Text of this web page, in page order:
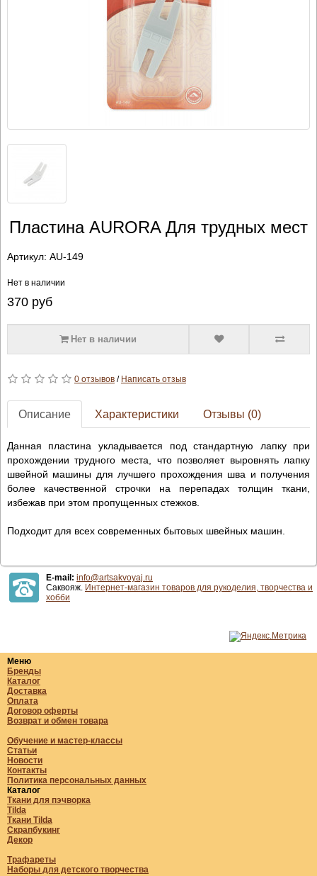
Пластина AURORA Для трудных мест
Артикул: AU-149
Нет в наличии
370руб
Нет в наличии
0 отзывов/ Написать отзыв
Описание Характеристики Отзывы (0)
Данная пластина укладывается под стандартную лапку при
прохождении трудного места, что позволяет выровнять лапку
швейной машины для лучшего прохождения шва и получения
более качественной строчки на перепадах толщин ткани,
избежав при этом пропущенных стежков.
Подходит для всех современных бытовых швейных машин.
E-mail: info@artsakvoyaj.ru
Саквояж. Интернет-магазин товаров для рукоделия, творчества и
хобби
Меню
Бренды
Каталог
Доставка
Оплата
Договор оферты
Возврат и обмен товара
Обучение и мастер-классы
Статьи
Новости
Контакты
Политика персональных данных
Каталог
Ткани для пэчворка
Tilda
Ткани Tilda
Скрапбукинг
Декор
Трафареты
Наборы для детского творчества